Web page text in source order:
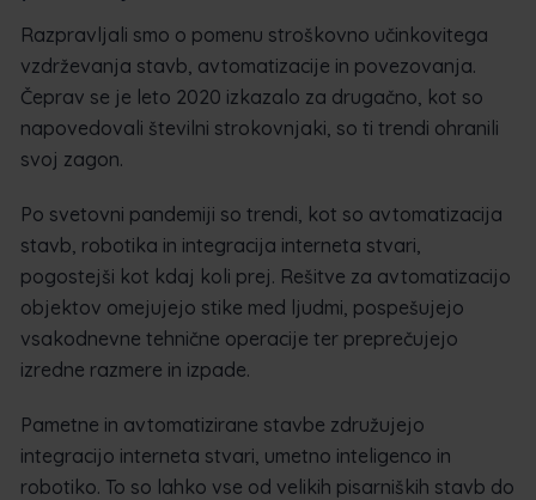
Razpravljali smo o pomenu stroškovno učinkovitega
vzdrževanja stavb, avtomatizacije in povezovanja.
Čeprav se je leto 2020 izkazalo za drugačno, kot so
napovedovali številni strokovnjaki, so ti trendi ohranili
svoj zagon.
Po svetovni pandemiji so trendi, kot so avtomatizacija
stavb, robotika in integracija interneta stvari,
pogostejši kot kdaj koli prej. Rešitve za avtomatizacijo
objektov omejujejo stike med ljudmi, pospešujejo
vsakodnevne tehnične operacije ter preprečujejo
izredne razmere in izpade.
Pametne in avtomatizirane stavbe združujejo
integracijo interneta stvari, umetno inteligenco in
robotiko. To so lahko vse od velikih pisarniških stavb do